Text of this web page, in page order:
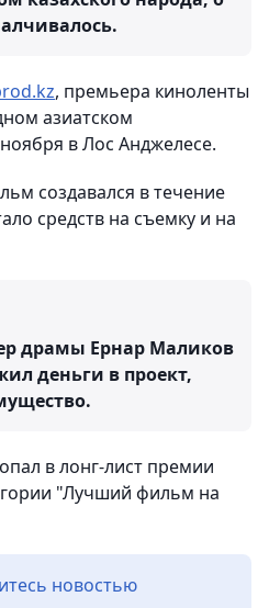
, премьера киноленты
азиатском
в Лос Анджелесе.
создавался в течение
средств на съемку и на
драмы Ернар Маликов
деньги в проект,
в лонг-лист премии
"Лучший фильм на
новостью